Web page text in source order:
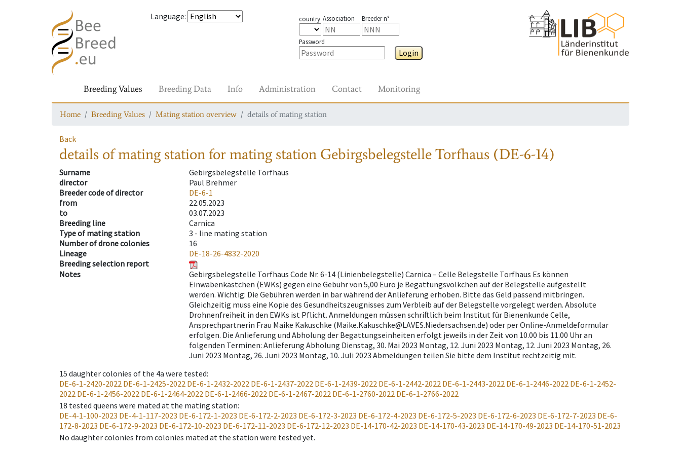
Language: country Association Breeder n°
Password
Login
Breeding Values Breeding Data Info Administration Contact Monitoring
Home Breeding Values Mating station overview details of mating station
Back
details of mating stationfor mating station Gebirgsbelegstelle Torfhaus (DE-6-14)
Surname
Gebirgsbelegstelle Torfhaus
director
Paul Brehmer
Breeder code of director
DE-6-1
from
22.05.2023
to
03.07.2023
Breeding line
Carnica
Type of mating station
3 - line mating station
Number of drone colonies
16
Lineage
DE-18-26-4832-2020
Breeding selection report
Notes
Gebirgsbelegstelle Torfhaus Code Nr. 6-14 (Linienbelegstelle) Carnica – Celle Belegstelle Torfhaus Es können
Einwabenkästchen (EWKs) gegen eine Gebühr von 5,00 Euro je Begattungsvölkchen auf der Belegstelle aufgestellt
werden. Wichtig: Die Gebühren werden in bar während der Anlieferung erhoben. Bitte das Geld passend mitbringen.
Gleichzeitig muss eine Kopie des Gesundheitszeugnisses zum Verbleib auf der Belegstelle vorgelegt werden. Absolute
Drohnenfreiheit in den EWKs ist Pflicht. Anmeldungen müssen schriftlich beim Institut für Bienenkunde Celle,
Ansprechpartnerin Frau Maike Kakuschke (Maike.Kakuschke@LAVES.Niedersachsen.de) oder per Online-Anmeldeformular
erfolgen. Die Anlieferung und Abholung der Begattungseinheiten erfolgt jeweils in der Zeit von 10.00 bis 11.00 Uhr an
folgenden Terminen: Anlieferung Abholung Dienstag, 30. Mai 2023 Montag, 12. Juni 2023 Montag, 12. Juni 2023 Montag, 26.
Juni 2023 Montag, 26. Juni 2023 Montag, 10. Juli 2023 Abmeldungen teilen Sie bitte dem Institut rechtzeitig mit.
15 daughter colonies of the 4a were tested:
DE-6-1-2420-2022 DE-6-1-2425-2022 DE-6-1-2432-2022 DE-6-1-2437-2022 DE-6-1-2439-2022 DE-6-1-2442-2022 DE-6-1-2443-2022 DE-6-1-2446-2022 DE-6-1-2452-
2022 DE-6-1-2456-2022 DE-6-1-2464-2022 DE-6-1-2466-2022 DE-6-1-2467-2022 DE-6-1-2760-2022 DE-6-1-2766-2022
18 tested queens were mated at the mating station:
DE-4-1-100-2023 DE-4-1-117-2023 DE-6-172-1-2023 DE-6-172-2-2023 DE-6-172-3-2023 DE-6-172-4-2023 DE-6-172-5-2023 DE-6-172-6-2023 DE-6-172-7-2023 DE-6-
172-8-2023 DE-6-172-9-2023 DE-6-172-10-2023 DE-6-172-11-2023 DE-6-172-12-2023 DE-14-170-42-2023 DE-14-170-43-2023 DE-14-170-49-2023 DE-14-170-51-2023
No daughter colonies from colonies mated at the station were tested yet.